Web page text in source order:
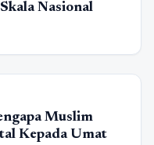
Nasional
Muslim
Kepada Umat